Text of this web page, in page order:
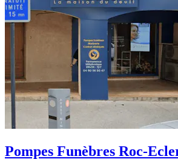
Pompes Funèbres Roc-